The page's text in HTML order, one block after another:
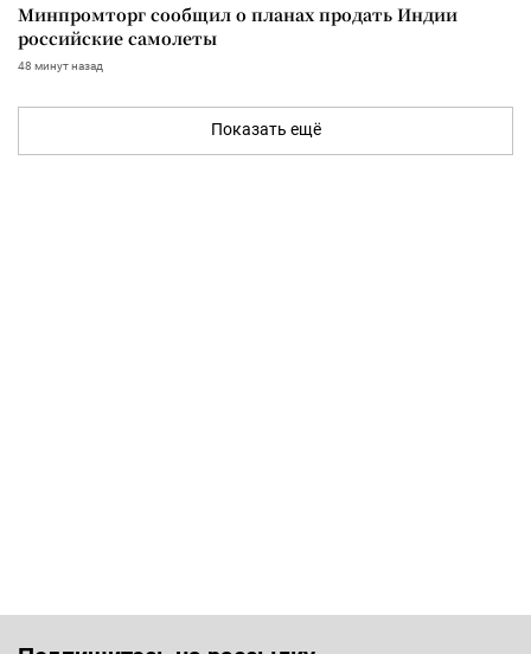
Минпромторг сообщил о планах продать Индии
российские самолеты
48 минут назад
Показать ещё